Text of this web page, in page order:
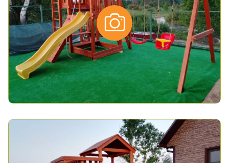
*- обязательные поля